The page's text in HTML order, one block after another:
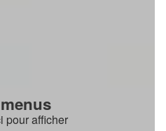
pour afficher